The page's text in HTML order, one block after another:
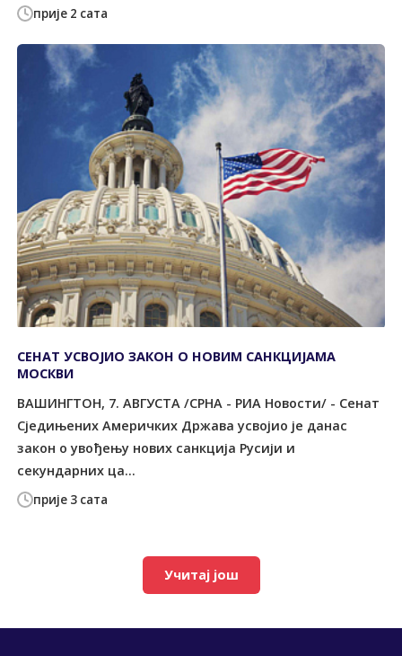
прије 2 сата
прије 3 сата
СЕНАТ УСВОЈИО ЗАКОН О НОВИМ САНКЦИЈАМА
МОСКВИ
ВАШИНГТОН, 7. АВГУСТА /СРНА - РИА Новости/ - Сенат
Сједињених Америчких Држава усвојио је данас
закон о увођењу нових санкција Русији и
секундарних ца...
Учитај још